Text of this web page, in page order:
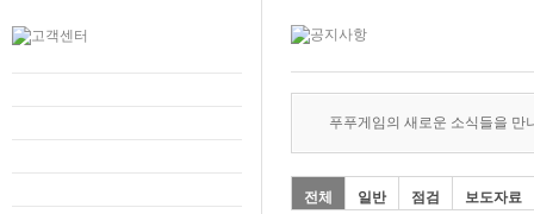
푸푸게임의 새로운 소식들을 만
전체 일반 점검 보도자료